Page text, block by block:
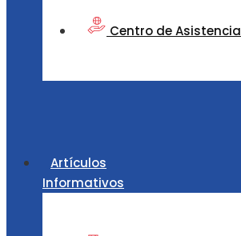
Centro de Asistencia
Artículos
Informativos